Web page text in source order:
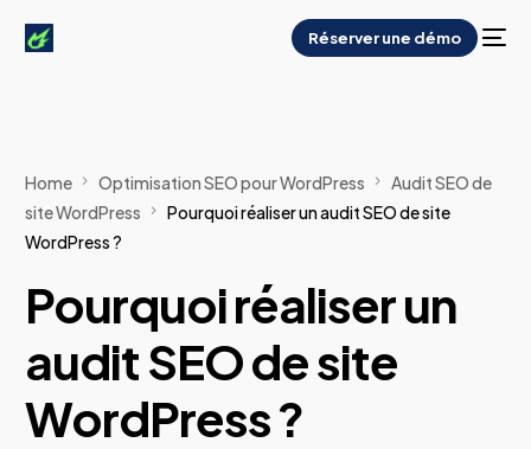
Réserver une démo
Home Optimisation SEO pour WordPress
Audit SEO de
site WordPress
Pourquoi réaliser un audit SEO de site
WordPress ?
Pourquoi réaliser un
audit SEO de site
WordPress ?